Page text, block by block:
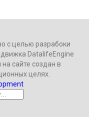
с целью разрабоки
DatalifeEngine
сайте создан в
целях.